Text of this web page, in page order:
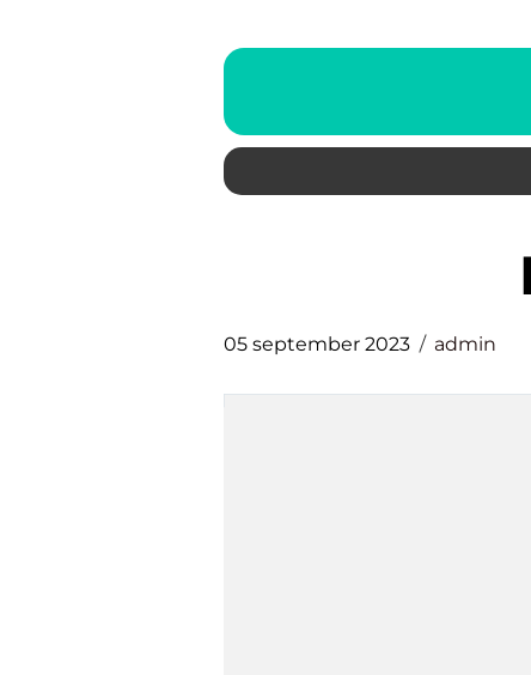
05 september 2023 admin